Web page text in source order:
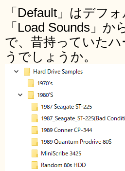
「Default」はデフ
「Load Sounds」
で、昔持っていた
うでしょうか。